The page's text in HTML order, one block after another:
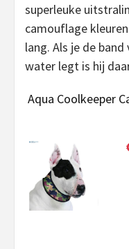
superleuke
camouflage
lang. Als je de
water legt is hij
Aqua Coolkeeper